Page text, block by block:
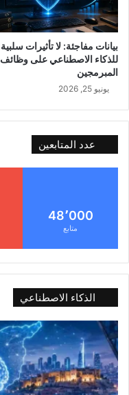
بيانات مفاجئة: لا تأثيرات سلبية
للذكاء الاصطناعي على وظائف
المبرمجين
يونيو 25, 2026
عدد المتابعين
48٬000
متابع
الذكاء الاصطناعي